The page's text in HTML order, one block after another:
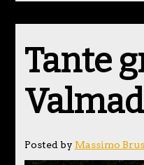
Tante
Posted by Massimo